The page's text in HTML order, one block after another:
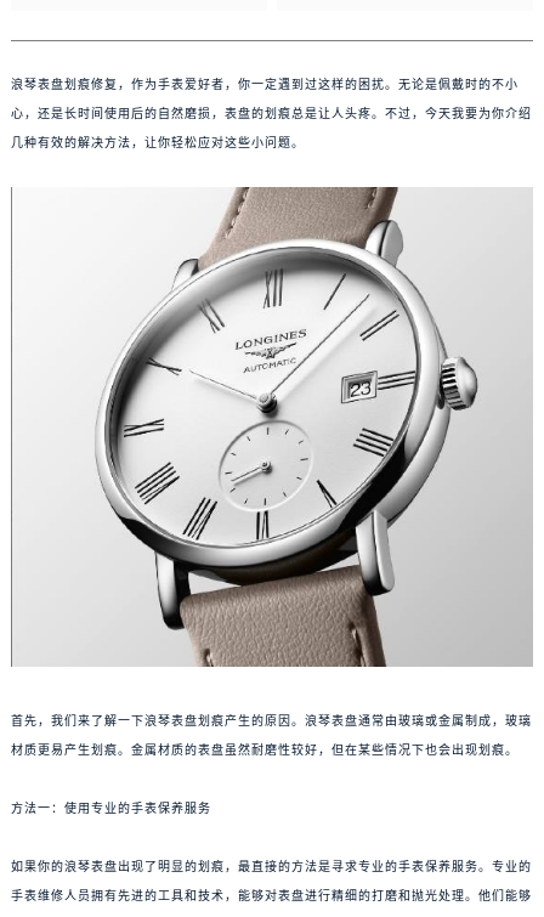
浪琴表盘划痕修复，作为手表爱好者，你一定遇到过这样的困扰。无论是佩戴时的不小
心，还是长时间使用后的自然磨损，表盘的划痕总是让人头疼。不过，今天我要为你介绍
几种有效的解决方法，让你轻松应对这些小问题。
首先，我们来了解一下浪琴表盘划痕产生的原因。浪琴表盘通常由玻璃或金属制成，玻璃
材质更易产生划痕。金属材质的表盘虽然耐磨性较好，但在某些情况下也会出现划痕。
方法一：使用专业的手表保养服务
如果你的浪琴表盘出现了明显的划痕，最直接的方法是寻求专业的手表保养服务。专业的
手表维修人员拥有先进的工具和技术，能够对表盘进行精细的打磨和抛光处理。他们能够